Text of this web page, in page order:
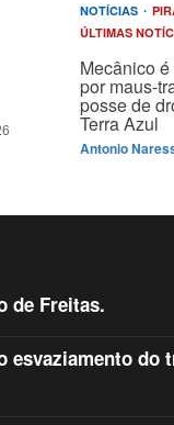
NOTÍCIAS
ÚLTIMAS
Mecânico
por maus-
posse de
Terra Azul
Antonio
de Freitas.
do